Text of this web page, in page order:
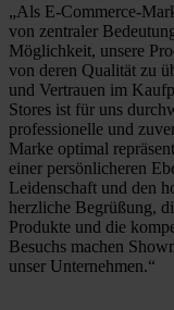
„Als E-Commerce-
von zentraler
Möglichkeit, unsere
von deren Qualität zu
und Vertrauen im
Stores ist für uns
professionelle und
Marke optimal
einer persönlicheren
Leidenschaft und den
herzliche Begrüßung,
Produkte und die
Besuchs machen
unser Unternehmen.“